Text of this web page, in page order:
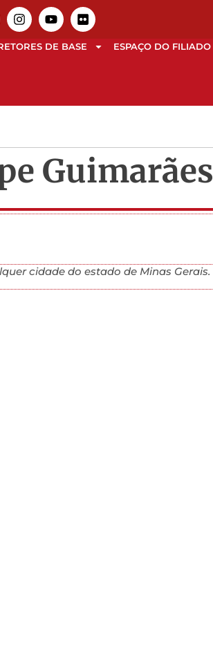
DE BASE ESPAÇO DO FILIADO
Guimarães
cidade do estado de Minas Gerais.